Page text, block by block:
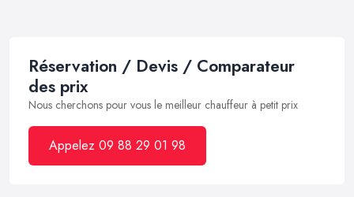
Réservation / Devis / Comparateur
des prix
Nous cherchons pour vous le meilleur chauffeur à petit prix
Appelez 09 88 29 01 98